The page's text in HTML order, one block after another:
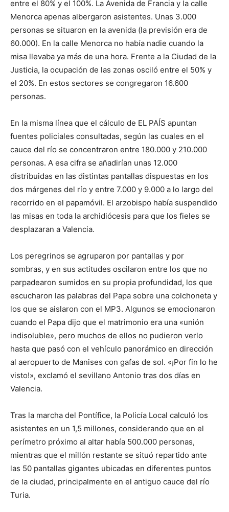
entre el 80% y el 100%. La Avenida de Francia y la calle
Menorca apenas albergaron asistentes. Unas 3.000
personas se situaron en la avenida (la previsión era de
60.000). En la calle Menorca no había nadie cuando la
misa llevaba ya más de una hora. Frente a la Ciudad de la
Justicia, la ocupación de las zonas osciló entre el 50% y
el 20%. En estos sectores se congregaron 16.600
personas.
En la misma línea que el cálculo de EL PAÍS apuntan
fuentes policiales consultadas, según las cuales en el
cauce del río se concentraron entre 180.000 y 210.000
personas. A esa cifra se añadirían unas 12.000
distribuidas en las distintas pantallas dispuestas en los
dos márgenes del río y entre 7.000 y 9.000 a lo largo del
recorrido en el papamóvil. El arzobispo había suspendido
las misas en toda la archidiócesis para que los fieles se
desplazaran a Valencia.
Los peregrinos se agruparon por pantallas y por
sombras, y en sus actitudes oscilaron entre los que no
parpadearon sumidos en su propia profundidad, los que
escucharon las palabras del Papa sobre una colchoneta y
los que se aislaron con el MP3. Algunos se emocionaron
cuando el Papa dijo que el matrimonio era una «unión
indisoluble», pero muchos de ellos no pudieron verlo
hasta que pasó con el vehículo panorámico en dirección
al aeropuerto de Manises con gafas de sol. «¡Por fin lo he
visto!», exclamó el sevillano Antonio tras dos días en
Valencia.
Tras la marcha del Pontífice, la Policía Local calculó los
asistentes en un 1,5 millones, considerando que en el
perímetro próximo al altar había 500.000 personas,
mientras que el millón restante se situó repartido ante
las 50 pantallas gigantes ubicadas en diferentes puntos
de la ciudad, principalmente en el antiguo cauce del río
Turia.